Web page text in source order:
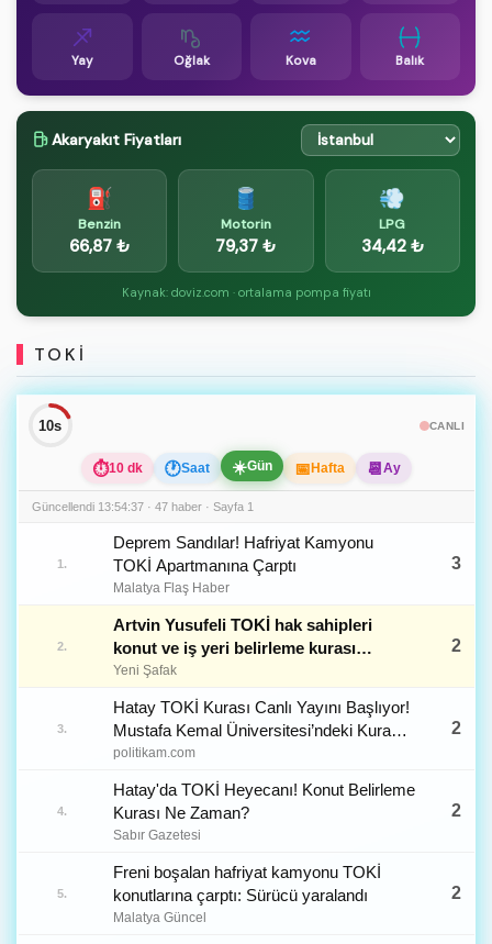
Yay Oğlak Kova Balık
Akaryakıt Fiyatları
⛽
Benzin
66,87 ₺
🛢️
Motorin
79,37 ₺
💨
LPG
34,42 ₺
Kaynak: doviz.com · ortalama pompa fiyatı
TOKİ
9s
⏱10 dk 🕐Saat ☀️Gün 📅 Hafta 📆 Ay
CANLI
Güncellendi 13:54:37 · 47 haber · Sayfa 1
1.
Deprem Sandılar! Hafriyat Kamyonu
TOKİ Apartmanına Çarptı
Malatya Flaş Haber
3
2.
Artvin Yusufeli TOKİ hak sahipleri
konut ve iş yeri belirleme kurası
sonuçları isim listesi
Yeni Şafak
2
3.
Hatay TOKİ Kurası Canlı Yayını Başlıyor!
Mustafa Kemal Üniversitesi’ndeki Kura
Çekilişi Hangi Kanalda, Nasıl İzlenir?
politikam.com
2
4.
Hatay'da TOKİ Heyecanı! Konut Belirleme
Kurası Ne Zaman?
Sabır Gazetesi
2
5.
Freni boşalan hafriyat kamyonu TOKİ
konutlarına çarptı: Sürücü yaralandı
Malatya Güncel
2